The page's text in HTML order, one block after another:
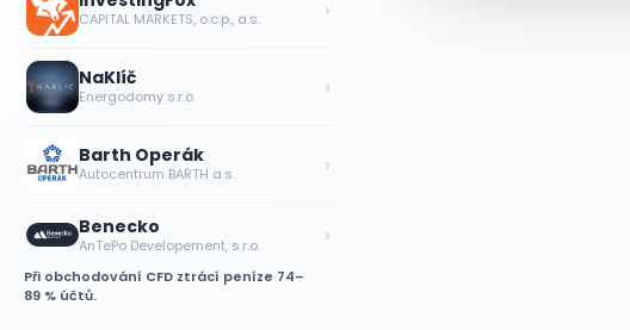
CAPITAL MARKETS, o.c.p., a.s. ›
NaKlíč
Energodomy s.r.o. ›
Barth Operák
Autocentrum BARTH a.s. ›
Benecko
AnTePo Developement, s.r.o. ›
Při obchodování CFD ztrácí peníze 74–
89 % účtů.